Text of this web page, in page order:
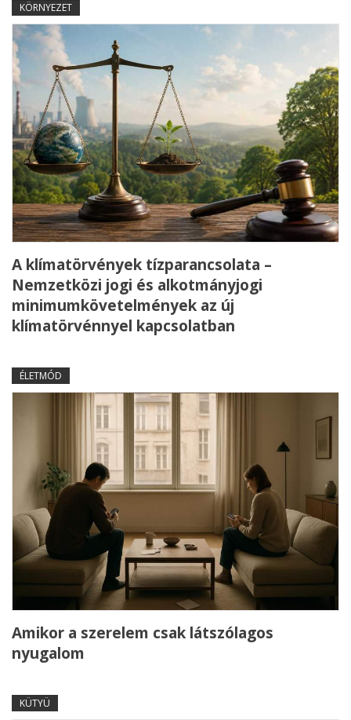
KÖRNYEZET
A klímatörvények tízparancsolata –
Nemzetközi jogi és alkotmányjogi
minimumkövetelmények az új
klímatörvénnyel kapcsolatban
ÉLETMÓD
Amikor a szerelem csak látszólagos
nyugalom
KÜTYÜ